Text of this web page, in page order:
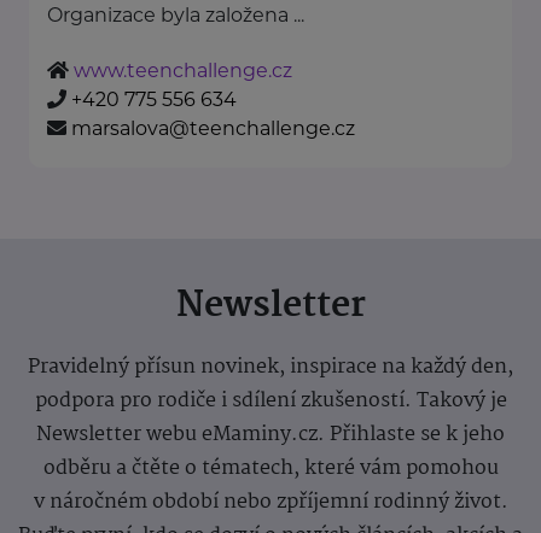
Organizace byla založena ...
www.teenchallenge.cz
+420 775 556 634
marsalova@teenchallenge.cz
Newsletter
Pravidelný přísun novinek, inspirace na každý den,
podpora pro rodiče i sdílení zkušeností. Takový je
Newsletter webu eMaminy.cz. Přihlaste se k jeho
odběru a čtěte o tématech, které vám pomohou
v náročném období nebo zpříjemní rodinný život.